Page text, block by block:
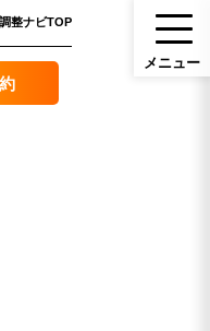
整ナビTOP
メ ニュー